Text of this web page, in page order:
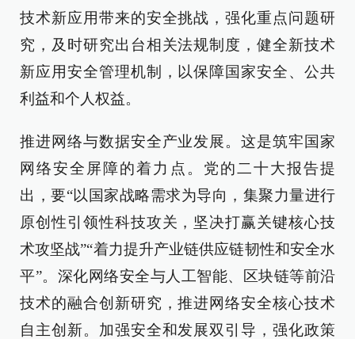
技术新应用带来的安全挑战，强化重点问题研
究，及时研究出台相关法规制度，健全新技术
新应用安全管理机制，以保障国家安全、公共
利益和个人权益。
推进网络与数据安全产业发展。这是筑牢国家
网络安全屏障的着力点。党的二十大报告提
出，要“以国家战略需求为导向，集聚力量进行
原创性引领性科技攻关，坚决打赢关键核心技
术攻坚战”“着力提升产业链供应链韧性和安全水
平”。深化网络安全与人工智能、区块链等前沿
技术的融合创新研究，推进网络安全核心技术
自主创新。加强安全和发展双引导，强化政策